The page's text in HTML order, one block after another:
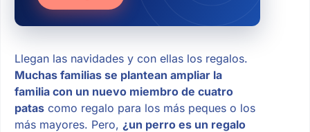
Llegan las navidades y con ellas los regalos.
Muchas familias se plantean ampliar la
familia con un nuevo miembro de cuatro
patascomo regalo para los más peques o los
más mayores. Pero, ¿un perro es un regalo